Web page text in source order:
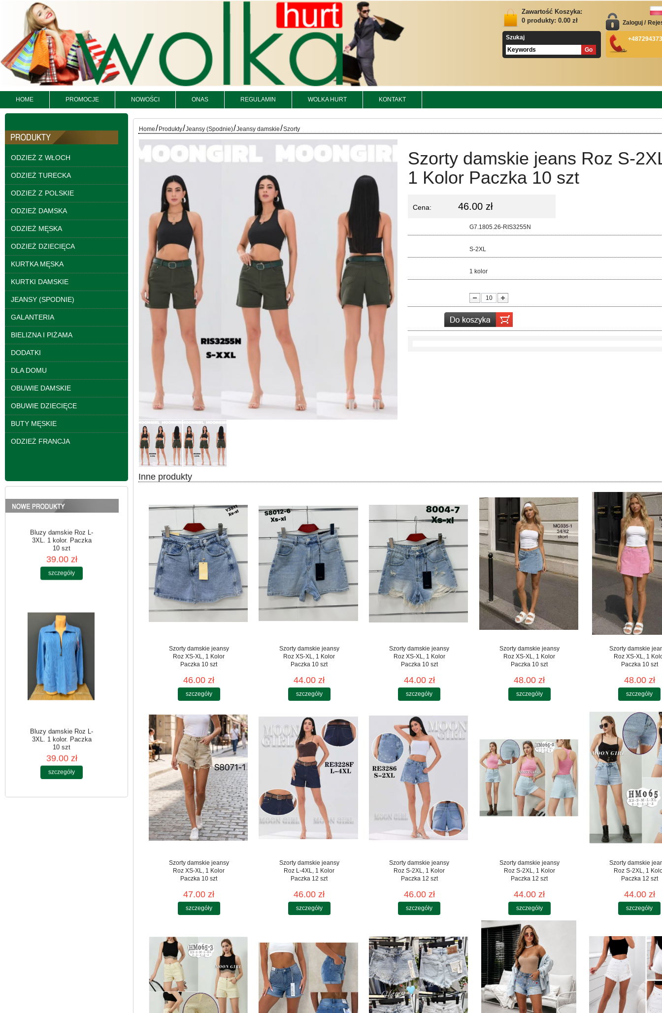
Zawartość Koszyka:
0 produkty: 0.00 zł
Szukaj
Zaloguj /
HOME PROMOCJE NOWOŚCI ONAS REGULAMIN WOLKA HURT KONTAKT
ODZIEŻ Z WŁOCH
ODZIEŻ TURECKA
ODZIEŻ Z POLSKIE
ODZIEŻ DAMSKA
ODZIEŻ MĘSKA
ODZIEŻ DZIECIĘCA
KURTKA MĘSKA
KURTKI DAMSKIE
JEANSY (SPODNIE)
GALANTERIA
BIELIZNA I PIŻAMA
DODATKI
DLA DOMU
OBUWIE DAMSKIE
OBUWIE DZIECIĘCE
BUTY MĘSKIE
ODZIEŻ FRANCJA
szczegóły
Bluzy damskie Roz L-
10 szt
54.00 zł
szczegóły
Bluzy damskie Roz L-
3XL. 1 kolor. Paczka
10 szt
39.00 zł
szczegóły
Bluzy damskie Roz L-
3XL. 1 kolor. Paczka
szczegóły
Bluzy damskie Roz L-
3XL. 1 kolor. Paczka
39.00 zł
Home/ Produkty/Jeansy (Spodnie)/Jeansy damskie/Szorty
Szorty damskie jeans Roz S-
1 Kolor Paczka 10 szt
Cena: 46.00 zł
G7.1805.26-RIS3255N
S-2XL
1 kolor
Inne produkty
Szorty damskie jeansy
Roz XS-XL, 1 Kolor
Paczka 10 szt
46.00 zł
szczegóły
Szorty damskie jeansy
Roz XS-XL, 1 Kolor
Paczka 10 szt
44.00 zł
szczegóły
Szorty damskie jeansy
Roz XS-XL, 1 Kolor
Paczka 10 szt
44.00 zł
szczegóły
Szorty damskie jeansy
Roz XS-XL, 1 Kolor
Paczka 10 szt
48.00 zł
szczegóły
Szorty damskie
Roz XS-XL, 1
Paczka 10 szt
48.00 zł
szczegóły
Szorty damskie jeansy
Roz XS-XL, 1 Kolor
Paczka 10 szt
47.00 zł
szczegóły
Szorty damskie jeansy
Roz L-4XL, 1 Kolor
Paczka 12 szt
46.00 zł
szczegóły
Szorty damskie jeansy
Roz S-2XL, 1 Kolor
Paczka 12 szt
46.00 zł
szczegóły
Szorty damskie jeansy
Roz S-2XL, 1 Kolor
Paczka 12 szt
44.00 zł
szczegóły
Szorty damskie
Roz S-2XL, 1
Paczka 12 szt
44.00 zł
szczegóły